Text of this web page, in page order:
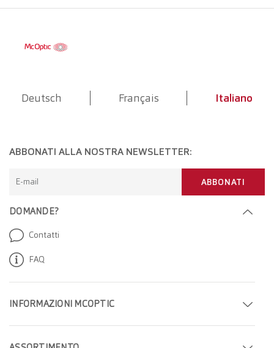
Deutsch Français Italiano
INFORMAZIONI MCOPTIC
Fissa un appuntamento
DOMANDE?
Contatti
FAQ
ABBONATI ALLA NOSTRA NEWSLETTER:
E-mail ABBONATI